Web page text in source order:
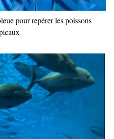
pour repérer les poissons